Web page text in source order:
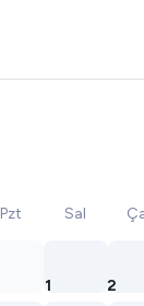
Pzt Sal
1 2